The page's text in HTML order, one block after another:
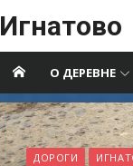
Игнатово
О ДЕРЕВНЕ
ДОРОГИ